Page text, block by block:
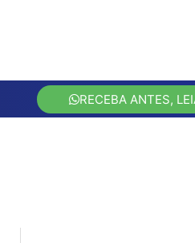
RECEBA ANTES,